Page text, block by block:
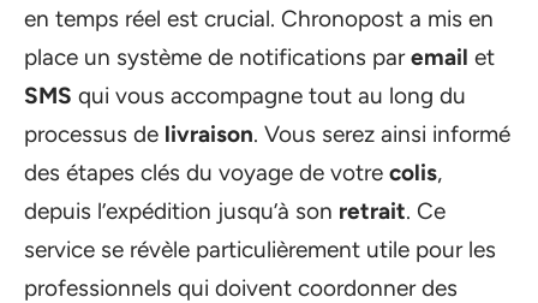
en temps réel est crucial. Chronopost a mis en
place un système de notifications paremail et
SMS qui vous accompagne tout au long du
processus de livraison. Vous serez ainsi informé
des étapes clés du voyage de votre colis,
depuis l’expédition jusqu’à son retrait. Ce
service se révèle particulièrement utile pour les
professionnels qui doivent coordonner des